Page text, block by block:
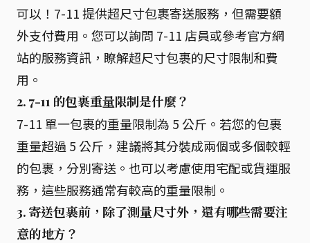
可以！7-11 提供超尺寸包裹寄送服務，但需要額
外支付費用。您可以詢問 7-11 店員或參考官方網
站的服務資訊，瞭解超尺寸包裹的尺寸限制和費
用。
2. 7-11 的包裹重量限制是什麼？
7-11 單一包裹的重量限制為 5 公斤。若您的包裹
重量超過 5 公斤，建議將其分裝成兩個或多個較輕
的包裹，分別寄送。也可以考慮使用宅配或貨運服
務，這些服務通常有較高的重量限制。
3. 寄送包裹前，除了測量尺寸外，還有哪些需要注
意的地方？